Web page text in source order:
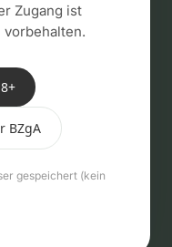
Zugang ist
BZgA
gespeichert (kein
nicht